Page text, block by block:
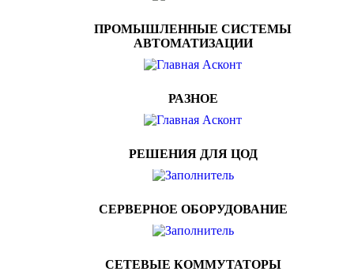
ПРОМЫШЛЕННЫЕ СИСТЕМЫ
АВТОМАТИЗАЦИИ
РАЗНОЕ
РЕШЕНИЯ ДЛЯ ЦОД
СЕРВЕРНОЕ ОБОРУДОВАНИЕ
СЕТЕВЫЕ КОММУТАТОРЫ